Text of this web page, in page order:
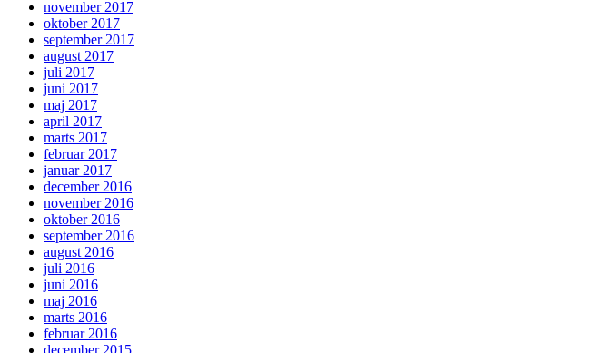
november 2017
oktober 2017
september 2017
august 2017
juli 2017
juni 2017
maj 2017
april 2017
marts 2017
februar 2017
januar 2017
december 2016
november 2016
oktober 2016
september 2016
august 2016
juli 2016
juni 2016
maj 2016
marts 2016
februar 2016